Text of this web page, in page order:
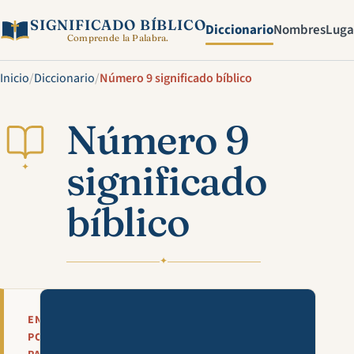
SIGNIFICADO BÍBLICO
Comprende la Palabra. DiccionarioNombres
Inicio/Diccionario/Número 9 significado bíblico
✦
Número 9
significado
bíblico
✦
EN
POCAS
Mira esta explicación en